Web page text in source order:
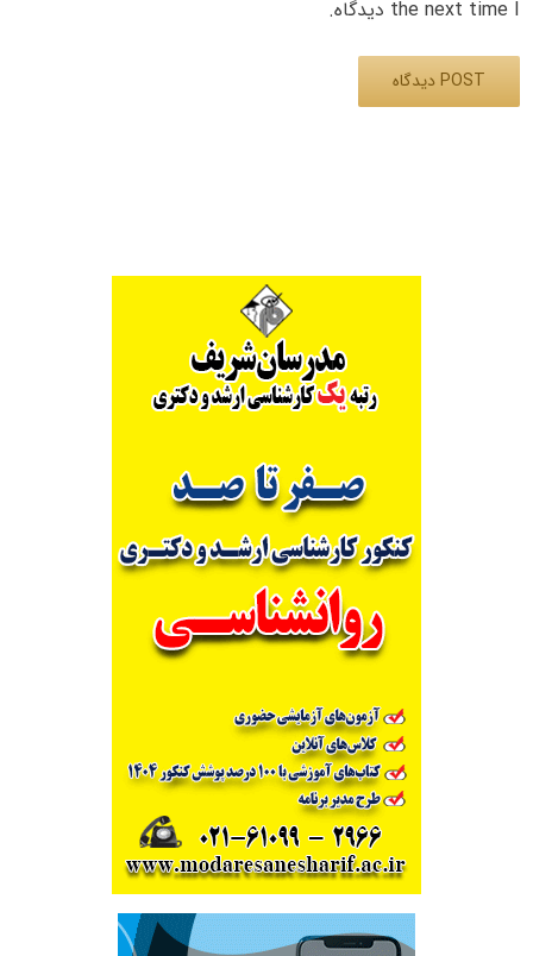
the next time I دیدگاه.